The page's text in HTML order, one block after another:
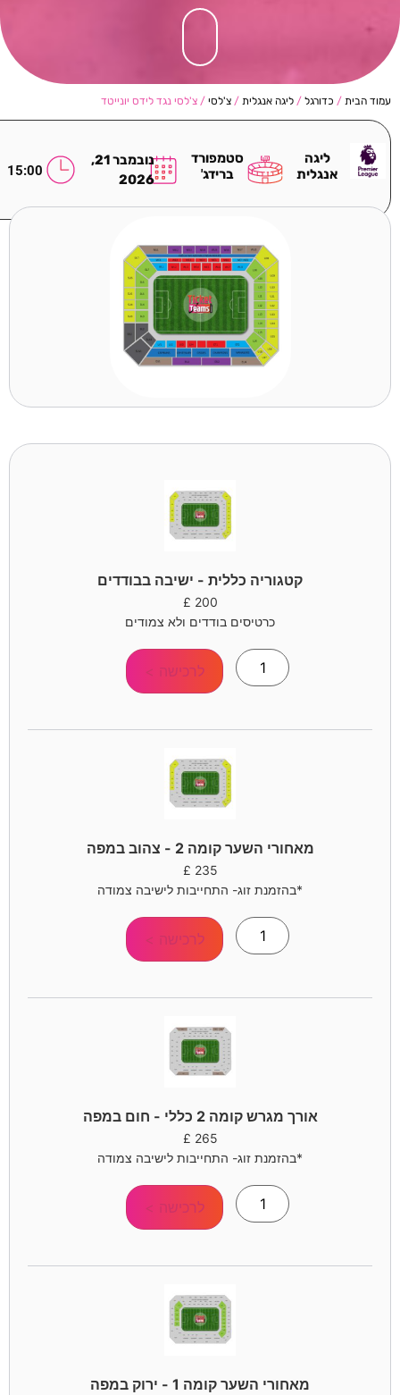
עמוד הבית / כדורגל / ליגה אנגלית / צ'לסי / צ'לסי נגד לידס יונייטד
ליגה
אנגלית
סטמפורד
ברידג'
נובמבר 21,
2026
15:00
קטגוריה כללית - ישיבה בבודדים
200
£
כרטיסים בודדים ולא צמודים
לרכישה >
מאחורי השער קומה 2 - צהוב במפה
235
£
*בהזמנת זוג- התחייבות לישיבה צמודה
לרכישה >
אורך מגרש קומה 2 כללי - חום במפה
265
£
*בהזמנת זוג- התחייבות לישיבה צמודה
לרכישה >
מאחורי השער קומה 1 - ירוק במפה